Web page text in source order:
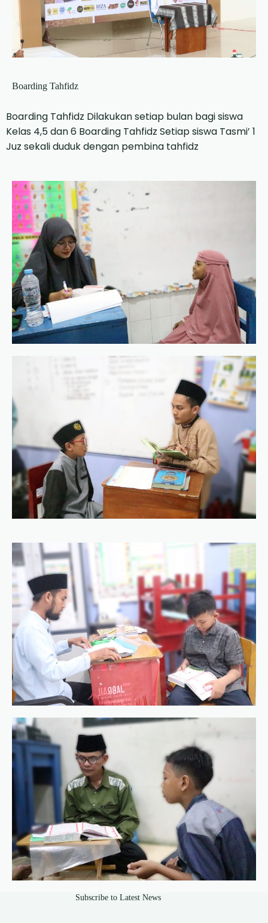
Boarding Tahfidz
Boarding Tahfidz Dilakukan setiap bulan bagi siswa
Kelas 4,5 dan 6 Boarding Tahfidz Setiap siswa Tasmi’ 1
Juz sekali duduk dengan pembina tahfidz
Subscribe to Latest News